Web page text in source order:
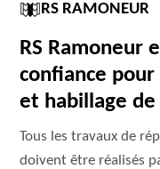
RS RAMONEUR
RS Ramoneur
confiance
et habillage
Tous les travaux de
doivent être réalisés